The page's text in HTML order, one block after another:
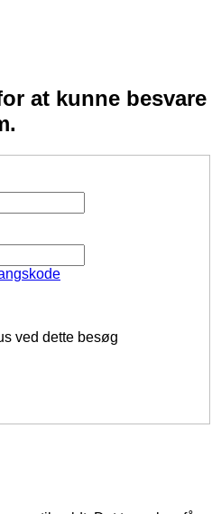
at kunne besvare
ved dette besøg